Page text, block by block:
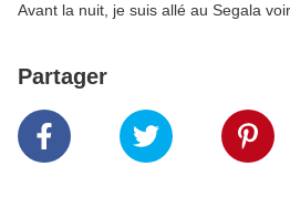
Avant la nuit, je suis allé au Segala
Partager